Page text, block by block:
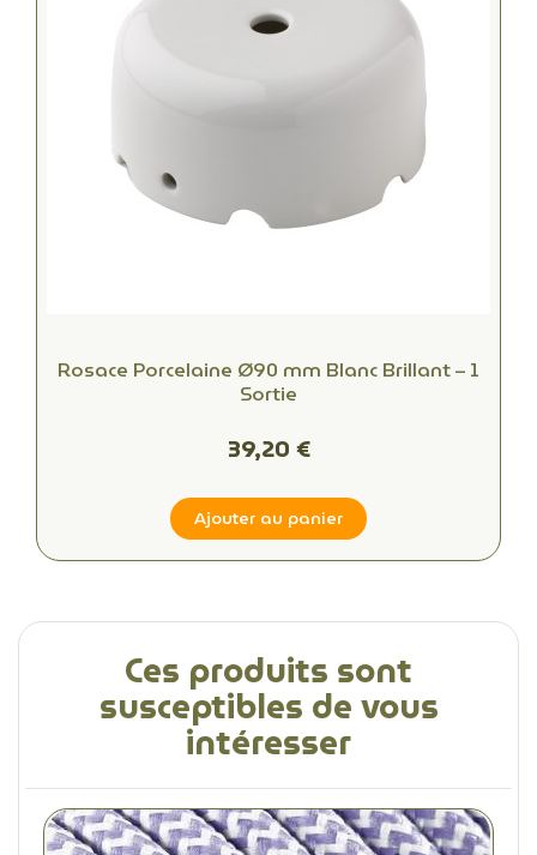
Rosace Porcelaine Ø90 mm Blanc Brillant – 1
Sortie
39,20 €
Ajouter au panier
Ces produits sont
susceptibles de vous
intéresser